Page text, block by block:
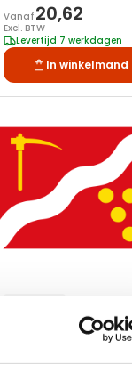
Vanaf 20,62
Excl. BTW
Levertijd 7 werkdagen
In winkelmand
Vlag Flémalle
Vanaf37,15